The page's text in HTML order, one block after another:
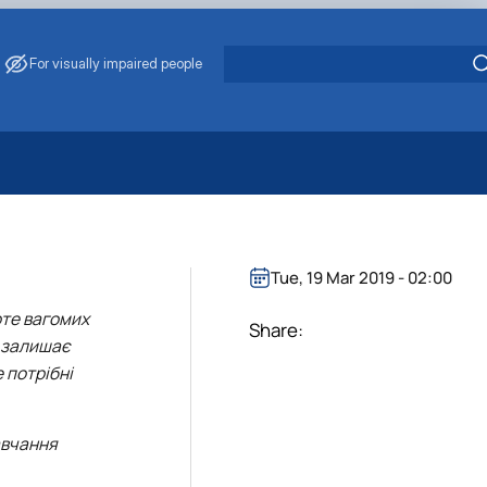
For visually impaired people
Saving
вагомих
залишає
Tue, 19 Mar 2019 - 02:00
Share: